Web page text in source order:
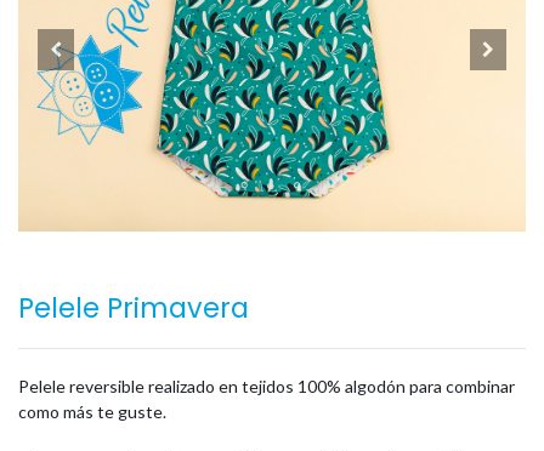
Pelele Primavera
Pelele reversible realizado en tejidos 100% algodón para combinar
como más te guste.